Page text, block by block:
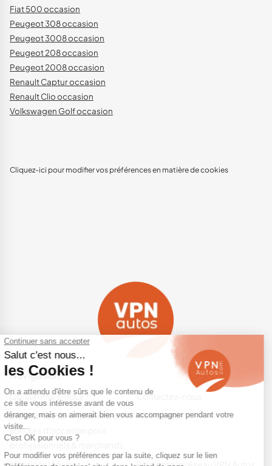
Fiat 500 occasion
Peugeot 308 occasion
Peugeot 3008 occasion
Peugeot 208 occasion
Peugeot 2008 occasion
Renault Captur occasion
Renault Clio occasion
Volkswagen Golf occasion
Cliquez-ici pour modifier vos préférences en matière de cookies
Navigation
Qui sommes-nous ?
Contactez-nous
VPN Autos Pro - Notre site de
voitures d'occasion pour
professionnels & marchands
Plan du site